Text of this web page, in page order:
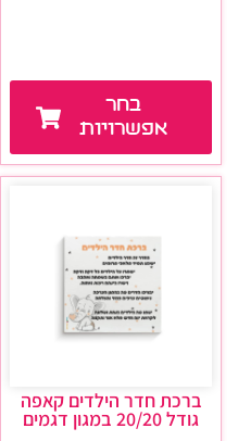
בחר
אפשרויות
ברכת חדר הילדים קאפה
גודל 20/20 במגון דגמים